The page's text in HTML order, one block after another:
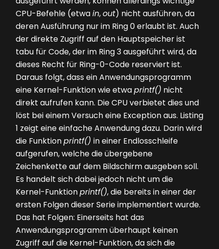
CPU-Befehle (etwain,out) nicht ausführen, da
deren Ausführung nur im Ring 0 erlaubt ist. Auch
der direkte Zugriff auf den Hauptspeicher ist
tabu für Code, der im Ring 3 ausgeführt wird, da
dieses Recht für Ring-0-Code reserviert ist.
Daraus folgt, dass ein Anwendungsprogramm
eine Kernel-Funktion wie etwaprintf() nicht
direkt aufrufen kann. Die CPU verbietet dies und
löst bei einem Versuch eine Exception aus. Listing
1 zeigt eine einfache Anwendung dazu. Darin wird
die Funktionprintf() in einer Endlosschleife
aufgerufen, welche die übergebene
Zeichenkette auf dem Bildschirm ausgeben soll.
Es handelt sich dabei jedoch nicht um die
Kernel-Funktionprintf(), die bereits in einer der
ersten Folgen dieser Serie implementiert wurde.
Das hat Folgen: Einerseits hat das
Anwendungsprogramm überhaupt keinen
Zugriff auf die Kernel-Funktion, da sich die